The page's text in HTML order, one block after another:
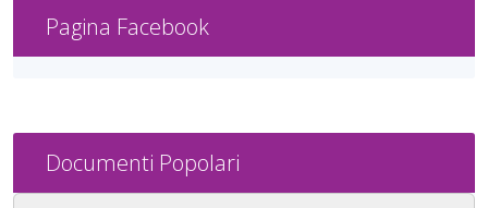
Pagina Facebook
Documenti Popolari